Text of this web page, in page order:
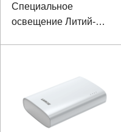
Специальное
освещение Литий-